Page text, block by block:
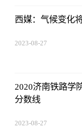
西媒：气候变化
2023-08-27
2020济南铁路学
分数线
2023-08-27